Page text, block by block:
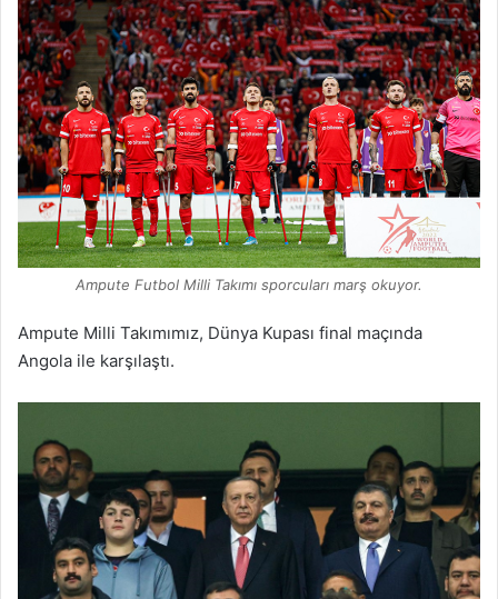
Ampute Futbol Milli Takımı sporcuları marş okuyor.
Ampute Milli Takımımız, Dünya Kupası final maçında
Angola ile karşılaştı.